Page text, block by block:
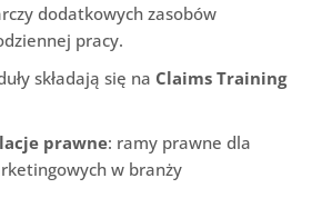
dodatkowych zasobów
pracy.
składają się na Claims Training
prawne: ramy prawne dla
w branży